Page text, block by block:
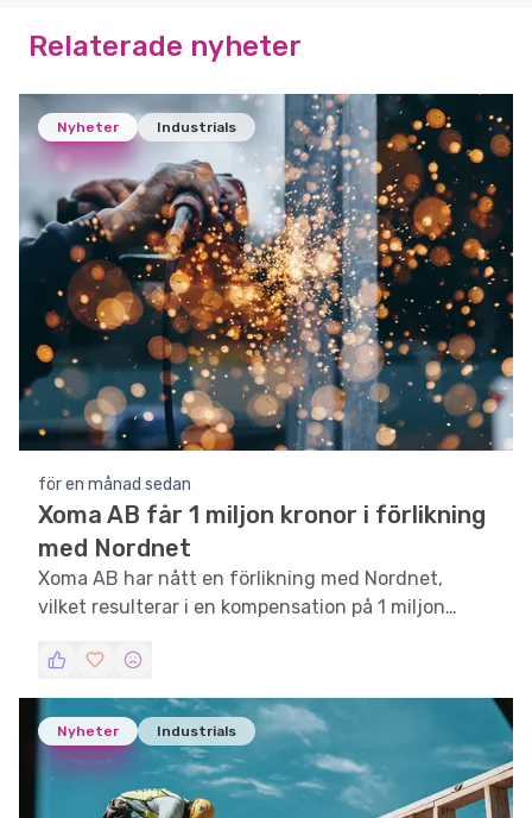
Relaterade nyheter
Nyheter Industrials
för en månad sedan
Xoma AB får 1 miljon kronor i förlikning
med Nordnet
Xoma AB har nått en förlikning med Nordnet,
vilket resulterar i en kompensation på 1 miljon
Nyheter Industrials